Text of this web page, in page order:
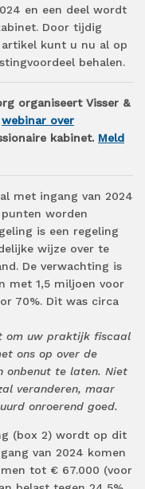
en een deel wordt
Door tijdig
kunt u nu al op
behalen.
organiseert Visser &
webinar over
kabinet. Meld
met ingang van 2024
worden
is een regeling
wijze over te
De verwachting is
met 1,5 miljoen voor
70%. Dit was circa
om uw praktijk fiscaal
ons op over de
onbenut te laten. Niet
veranderen, maar
onroerend goed.
(box 2) wordt op dit
van 2024 komen
tot € 67.000 (voor